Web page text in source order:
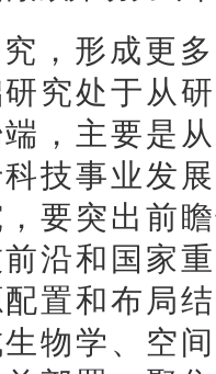
，形成更
究处于从
，主要是
技事业发
要突出前
沿和国家
置和布局
物学、空